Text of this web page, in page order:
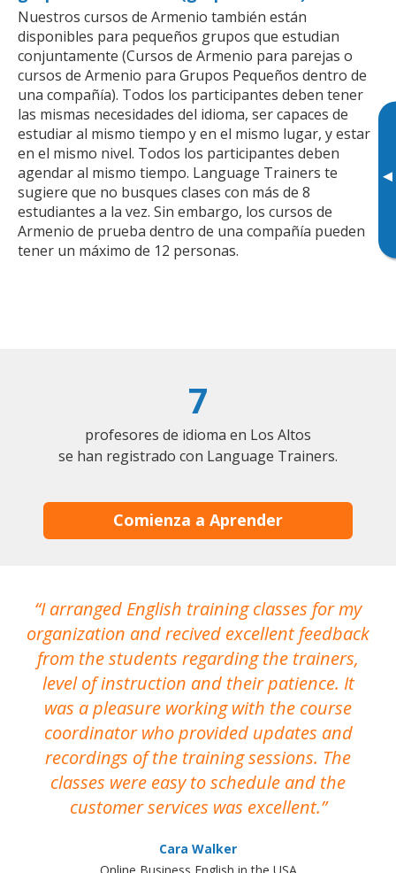
▸
Nuestros cursos de Armenio también están
disponibles para pequeños grupos que estudian
conjuntamente (Cursos de Armenio para parejas o
cursos de Armenio para Grupos Pequeños dentro de
una compañía). Todos los participantes deben tener
las mismas necesidades del idioma, ser capaces de
estudiar al mismo tiempo y en el mismo lugar, y estar
en el mismo nivel. Todos los participantes deben
agendar al mismo tiempo. Language Trainers te
sugiere que no busques clases con más de 8
estudiantes a la vez. Sin embargo, los cursos de
Armenio de prueba dentro de una compañía pueden
tener un máximo de 12 personas.
7
profesores de idioma en Los Altos
se han registrado con Language Trainers.
Comienza a Aprender
I arranged English training classes for my
organization and recived excellent feedback
from the students regarding the trainers,
level of instruction and their patience. It
was a pleasure working with the course
coordinator who provided updates and
recordings of the training sessions. The
classes were easy to schedule and the
customer services was excellent.
Cara Walker